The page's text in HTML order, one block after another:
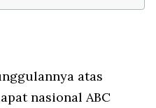
atas
nasional ABC